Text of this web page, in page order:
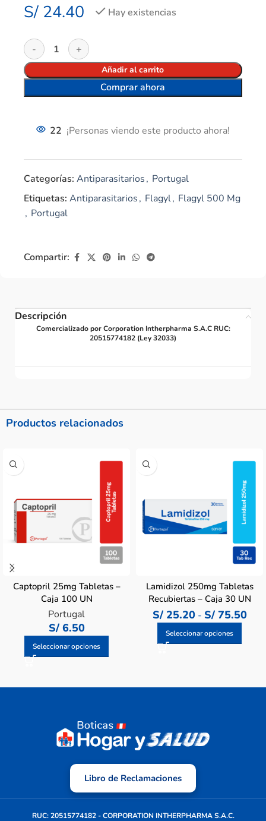
S/ 24.40 Hay existencias
Añadir al carrito
Comprar ahora
22 ¡Personas viendo este producto ahora!
Categorías: Antiparasitarios, Portugal
Etiquetas: Antiparasitarios, Flagyl, Flagyl 500 Mg
, Portugal
Compartir:
Descripción
Comercializado por Corporation Intherpharma S.A.C RUC:
20515774182 (Ley 32033)
Productos relacionados
Captopril 25mg Tabletas –
Caja 100 UN
Portugal
S/6.50
Seleccionar opciones
Lamidizol 250mg Tabletas
Recubiertas – Caja 30 UN
S/25.20 - S/75.50
Seleccionar opciones
Libro de Reclamaciones
RUC: 20515774182 - CORPORATION INTHERPHARMA S.A.C.